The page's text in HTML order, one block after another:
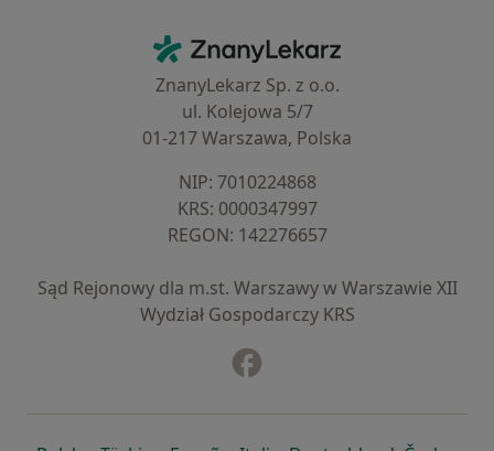
ZnanyLekarz - Strona główna
ZnanyLekarz Sp. z o.o.
ul. Kolejowa 5/7
01-217 Warszawa, Polska
NIP: ⁠7010224868
KRS: ⁠0000347997
REGON: ⁠142276657
Sąd Rejonowy dla m.st. Warszawy w Warszawie XII
Wydział Gospodarczy KRS